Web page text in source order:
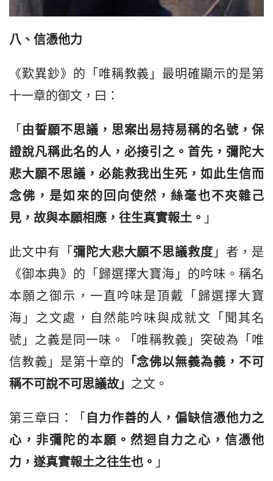
八、 信憑他力
《歎異鈔》的「唯稱教義」最明確顯示的是第
十一章的御文，曰：
「 由誓願不思議，思案出易持易稱的名號，保
證說凡稱此名的人，必接引之。首先，彌陀大
悲大願不思議，必能救我出生死，如此生信而
念佛，是如來的回向使然，絲毫也不夾雜己
見，故與本願相應，往生真實報土。 」
此文中有「 彌陀大悲大願不思議救度 」者，是
《御本典》的「歸選擇大寶海」的吟味。稱名
本願之御示，一直吟味是頂戴「歸選擇大寶
海」之文處，自然能吟味與成就文「聞其名
號」之義是同一味。「唯稱教義」突破為「唯
信教義」是第十章的 「念佛以無義為義，不可
稱不可說不可思議故」 之文。
第三章曰：「 自力作善的人，偏缺信憑他力之
心 ，非彌陀的本願。然迴自力之心 ，信憑他
力，遂真實報土之往生也。 」